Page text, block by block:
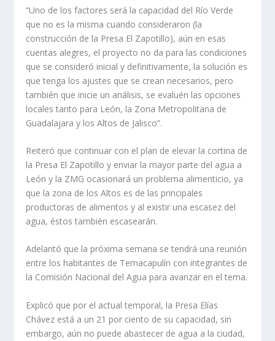
“Uno de los factores será la capacidad del Río Verde
que no es la misma cuando consideraron (la
construcción de la Presa El Zapotillo), aún en esas
cuentas alegres, el proyecto no da para las condiciones
que se consideró inicial y definitivamente, la solución es
que tenga los ajustes que se crean necesarios, pero
también que inicie un análisis, se evaluén las opciones
locales tanto para León, la Zona Metropolitana de
Guadalajara y los Altos de Jalisco”.
Reiteró que continuar con el plan de elevar la cortina de
la Presa El Zapotillo y enviar la mayor parte del agua a
León y la ZMG ocasionará un problema alimenticio, ya
que la zona de los Altos es de las principales
productoras de alimentos y al existir una escasez del
agua, éstos también escasearán.
Adelantó que la próxima semana se tendrá una reunión
entre los habitantes de Temacapulín con integrantes de
la Comisión Nacional del Agua para avanzar en el tema.
Explicó que por el actual temporal, la Presa Elías
Chávez está a un 21 por ciento de su capacidad, sin
embargo, aún no puede abastecer de agua a la ciudad,